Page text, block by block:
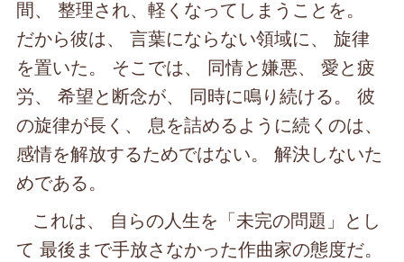
間、 整理され、軽くなってしまうことを。
だから彼は、 言葉にならない領域に、 旋律
を置いた。 そこでは、 同情と嫌悪、 愛と疲
労、 希望と断念が、 同時に鳴り続ける。 彼
の旋律が長く、 息を詰めるように続くのは、
感情を解放するためではない。 解決しないた
めである。
これは、 自らの人生を「未完の問題」とし
て 最後まで手放さなかった作曲家の態度だ。